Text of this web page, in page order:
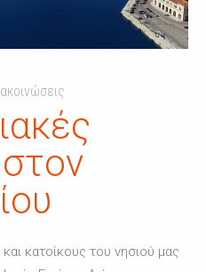
κατοίκους του νησιού μας